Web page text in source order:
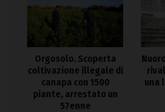
Orgosolo. Scoperta
coltivazione illegale di
canapa con 1500
piante, arrestato un
57enne
una